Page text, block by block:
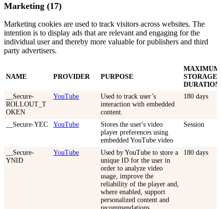
Marketing (17)
Marketing cookies are used to track visitors across websites. The
intention is to display ads that are relevant and engaging for the
individual user and thereby more valuable for publishers and third
party advertisers.
NAME PROVIDER PURPOSE
MAXIMUM
STORAGE
DURATION
__Secure-
ROLLOUT_T
OKEN
YouTube
Used to track user’s
interaction with embedded
content.
180 days
__Secure-YEC YouTube
Stores the user's video
player preferences using
embedded YouTube video
Session
__Secure-
YNID
YouTube
Used by YouTube to store a
unique ID for the user in
order to analyze video
usage, improve the
reliability of the player and,
where enabled, support
personalized content and
180 days